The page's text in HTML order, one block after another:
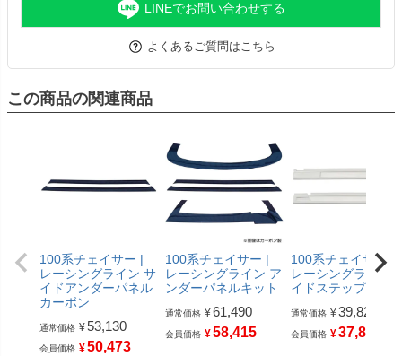
LINEでお問い合わせする
よくあるご質問はこちら
この商品の関連商品
100系チェイサー |
レーシングライン サ
イドアンダーパネル
カーボン
通常価格 ¥53,130
会員価格 ¥50,473
100系チェイサー |
レーシングライン ア
ンダーパネルキット
通常価格 ¥61,490
会員価格 ¥58,415
100系チェイサー |
レーシングライン
イドステップ
通常価格 ¥39,820
会員価格 ¥37,829